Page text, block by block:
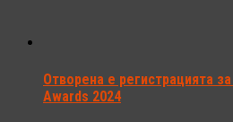
Отворена е регистрацията
Awards 2024